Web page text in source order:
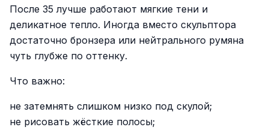
После 35 лучше работают мягкие тени и
деликатное тепло. Иногда вместо скульптора
достаточно бронзера или нейтрального румяна
чуть глубже по оттенку.
Что важно:
не затемнять слишком низко под скулой;
не рисовать жёсткие полосы;